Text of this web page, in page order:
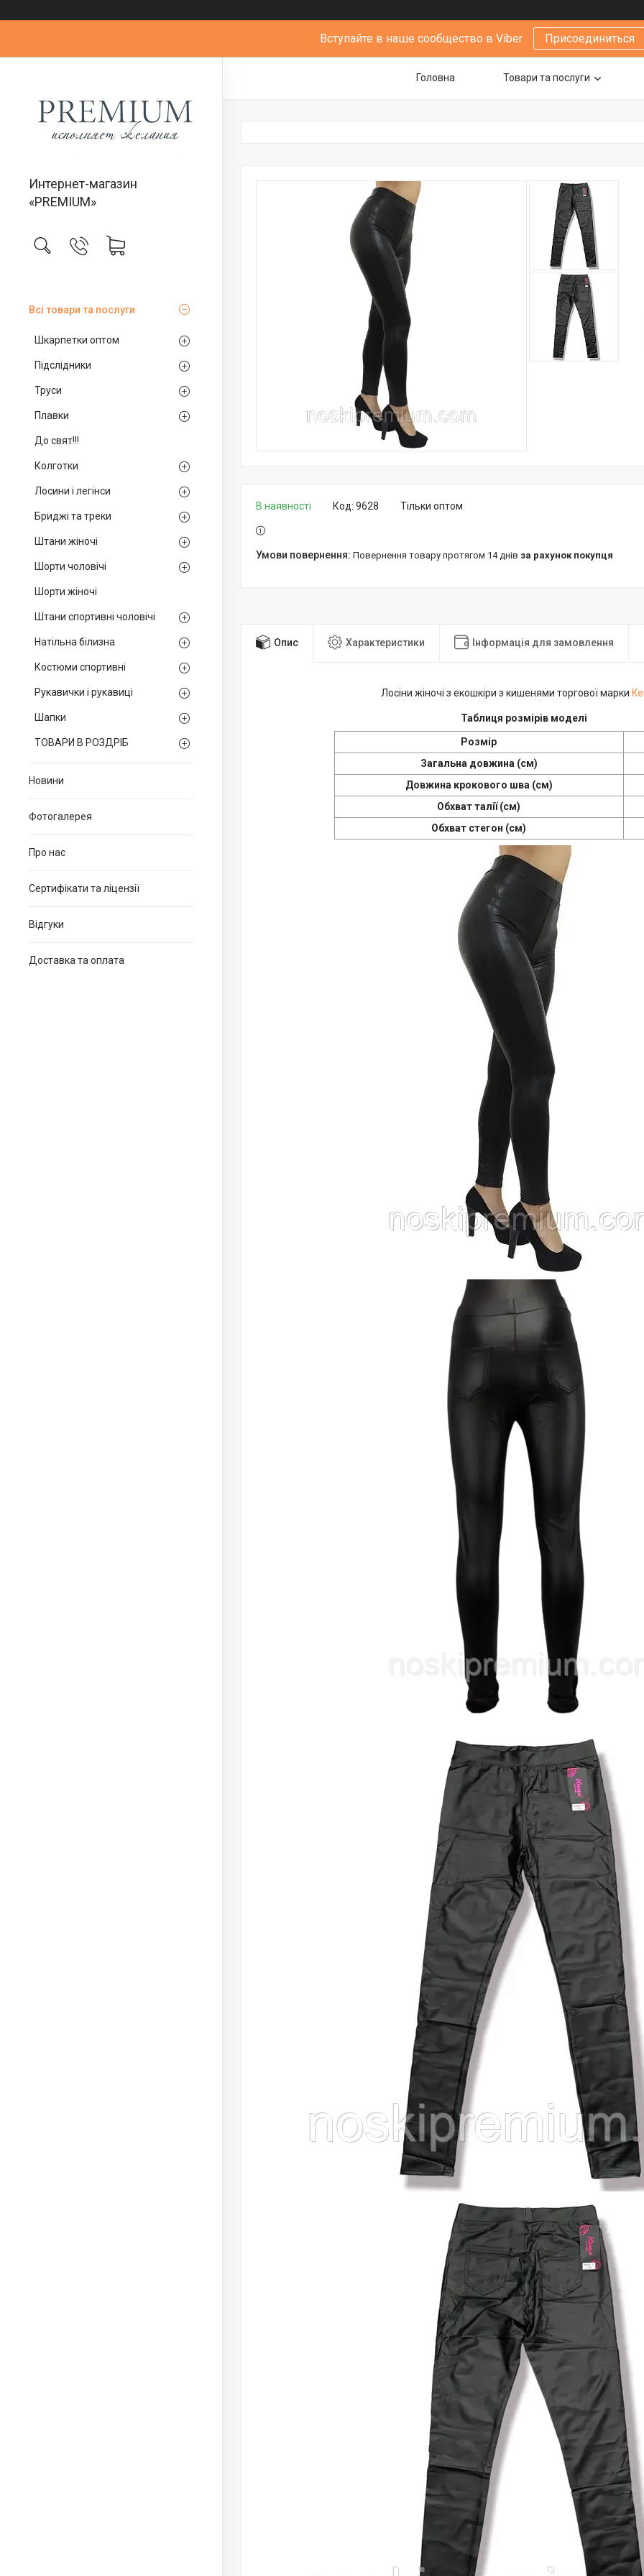
Вступайте в наше сообщество в Viber Присоединиться
Интернет-магазин
«PREMIUM»
Всі товари та послуги
Шкарпетки оптом
Підслідники
Труси
Плавки
До свят!!!
Колготки
Лосини і легінси
Бриджі та треки
Штани жіночі
Шорти чоловічі
Шорти жіночі
Штани спортивні чоловічі
Натільна білизна
Костюми спортивні
Рукавички і рукавиці
Шапки
ТОВАРИ В РОЗДРІБ
Новини
Фотогалерея
Про нас
Сертифікати та ліцензії
Відгуки
Доставка та оплата
Головна Товари та послуги
В наявності Тільки оптом
Код: 9628
повернення товару протягом 14 днів за рахунок покупця
Опис Характеристики Інформація для замовлення
Лосіни жіночі з екошкіри з кишенями торгової марки
Таблиця розмірів моделі
Розмір
Загальна довжина (см)
Довжина крокового шва (см)
Обхват талії (см)
Обхват стегон (см)